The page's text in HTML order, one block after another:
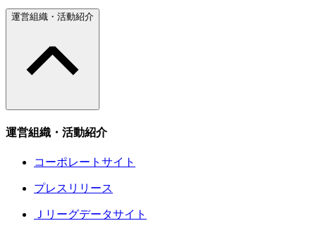
運営組織・活動紹介
運営組織・活動紹介
コーポレートサイト
プレスリリース
Ｊリーグデータサイト